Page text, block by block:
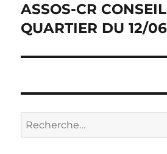
ASSOS-CR
QUARTIER DU 12/
Recherche
pour :